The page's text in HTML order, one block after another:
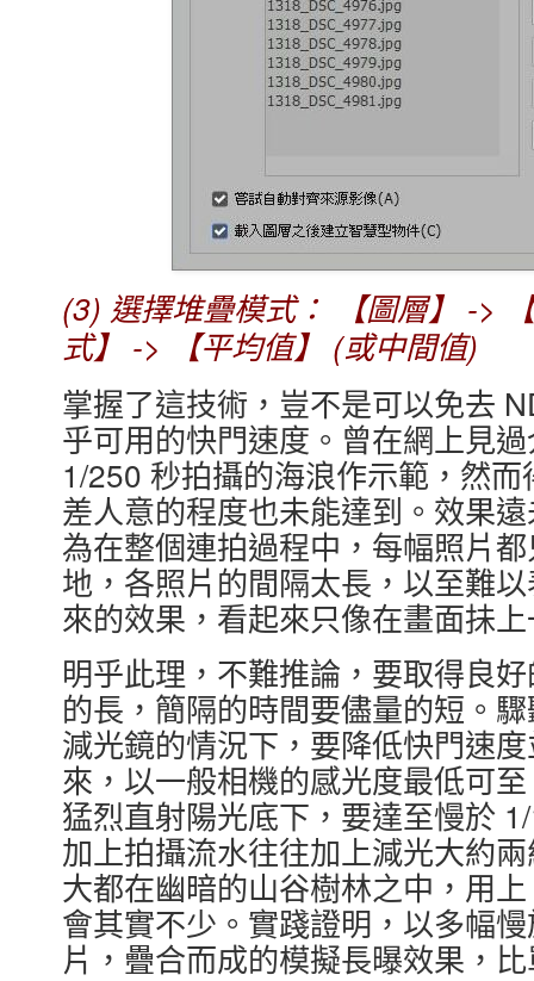
(3) 選擇堆疊模式： 【圖層】 ->
式】 -> 【平均值】 (或中間值)
掌握了這技術，豈不是可以免去
乎可用的快門速度。曾在網上見
1/250 秒拍攝的海浪作示範，然
差人意的程度也未能達到。效果
為在整個連拍過程中，每幅照片
地，各照片的間隔太長，以至難
來的效果，看起來只像在畫面抺
明乎此理，不難推論，要取得良
的長，簡隔的時間要儘量的短。
減光鏡的情況下，要降低快門速
來，以一般相機的感光度最低可
猛烈直射陽光底下，要達至慢於
加上拍攝流水往往加上減光大約
大都在幽暗的山谷樹林之中，用
會其實不少。實踐證明，以多幅
片，疊合而成的模擬長曝效果，